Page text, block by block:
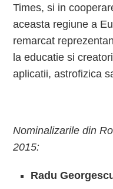
Times, si in
aceasta regiune a
remarcat
la educatie si
aplicatii, astrofizica
Nominalizarile din
2015:
Radu